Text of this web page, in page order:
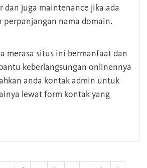
dan juga maintenance jika ada
perpanjangan nama domain.
merasa situs ini bermanfaat dan
keberlangsungan onlinennya
anda kontak admin untuk
lewat form kontak yang